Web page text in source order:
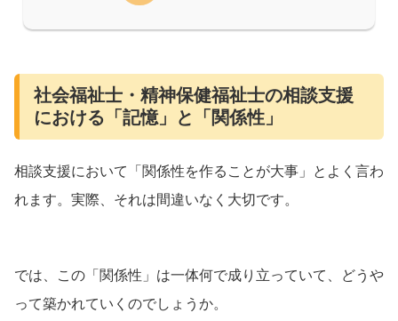
社会福祉士・精神保健福祉士の相談支援
における「記憶」と「関係性」
相談支援において「関係性を作ることが大事」とよく言わ
れます。実際、それは間違いなく大切です。
では、この「関係性」は一体何で成り立っていて、どうや
って築かれていくのでしょうか。